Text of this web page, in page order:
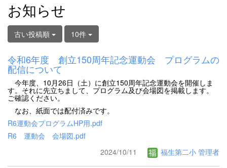
お知らせ
古い投稿順 10件
令和6年度 創立150周年記念運動会 プログラムの
配信について
今年度、10月26日（土）に創立150周年記念運動会を開催しま
す。それに先立ちまして、プログラム及び会場図を掲載します。
ご確認ください。
なお、紙面では配付済みです。
R6運動会プログラムHP用.pdf
R6 運動会 会場図.pdf
2024/10/11
福生第二小 管理者